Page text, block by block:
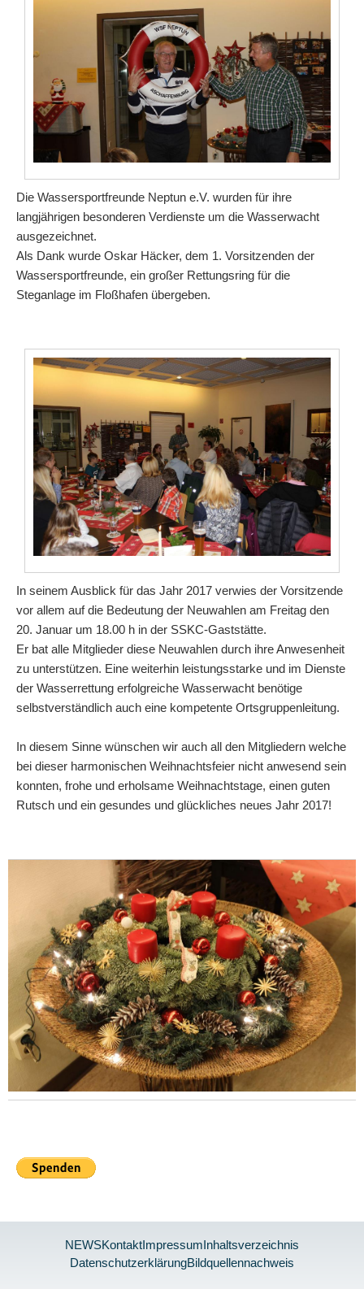
Die Wassersportfreunde Neptun e.V. wurden für ihre
langjährigen besonderen Verdienste um die Wasserwacht
ausgezeichnet.
Als Dank wurde Oskar Häcker, dem 1. Vorsitzenden der
Wassersportfreunde, ein großer Rettungsring für die
Steganlage im Floßhafen übergeben.
In seinem Ausblick für das Jahr 2017 verwies der Vorsitzende
vor allem auf die Bedeutung der Neuwahlen am Freitag den
20. Januar um 18.00 h in der SSKC-Gaststätte.
Er bat alle Mitglieder diese Neuwahlen durch ihre Anwesenheit
zu unterstützen. Eine weiterhin leistungsstarke und im Dienste
der Wasserrettung erfolgreiche Wasserwacht benötige
selbstverständlich auch eine kompetente Ortsgruppenleitung.
In diesem Sinne wünschen wir auch all den Mitgliedern welche
bei dieser harmonischen Weihnachtsfeier nicht anwesend sein
konnten, frohe und erholsame Weihnachtstage, einen guten
Rutsch und ein gesundes und glückliches neues Jahr 2017!
NEWSKontaktImpressumInhaltsverzeichnis
DatenschutzerklärungBildquellennachweis